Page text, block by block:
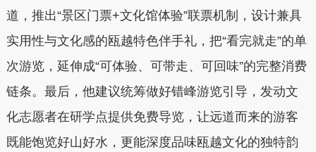
道，推出“景区门票+文化馆体验”联票机制，设计兼具
实用性与文化感的瓯越特色伴手礼，把“看完就走”的单
次游览，延伸成“可体验、可带走、可回味”的完整消费
链条。最后，他建议统筹做好错峰游览引导，发动文
化志愿者在研学点提供免费导览，让远道而来的游客
既能饱览好山好水，更能深度品味瓯越文化的独特韵